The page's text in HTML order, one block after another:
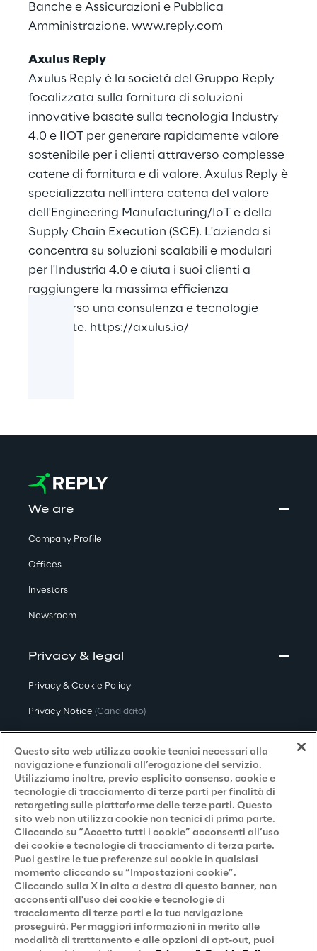
Banche e Assicurazioni e Pubblica
Amministrazione. www.reply.com
Axulus Reply
Axulus Reply è la società del Gruppo Reply
focalizzata sulla fornitura di soluzioni
innovative basate sulla tecnologia Industry
4.0 e IIOT per generare rapidamente valore
sostenibile per i clienti attraverso complesse
catene di fornitura e di valore. Axulus Reply è
specializzata nell'intera catena del valore
dell'Engineering Manufacturing/IoT e della
Supply Chain Execution (SCE). L'azienda si
concentra su soluzioni scalabili e modulari
per l'Industria 4.0 e aiuta i suoi clienti a
raggiungere la massima efficienza
attraverso una consulenza e tecnologie
complete. https://axulus.io/
We are
Company Profile
Offices
Investors
Newsroom
Privacy & legal
Privacy & Cookie Policy
Privacy Notice (Candidato)
Privacy Notice(Fornitore)
Privacy Notice (Marketing)
Accessibilità
Careers
Contacts
Questo sito web utilizza cookie tecnici necessari alla
navigazione e funzionali all’erogazione del servizio.
Utilizziamo inoltre, previo esplicito consenso, cookie e
tecnologie di tracciamento di terze parti per finalità di
retargeting sulle piattaforme delle terze parti. Questo
sito web non utilizza cookie non tecnici di prima parte.
Cliccando su “Accetto tutti i cookie” acconsenti all’uso
dei cookie e tecnologie di tracciamento di terza parte.
Puoi gestire le tue preferenze sui cookie in qualsiasi
momento cliccando su “Impostazioni cookie”.
Cliccando sulla X in alto a destra di questo banner, non
acconsenti all'uso dei cookie e tecnologie di
tracciamento di terze parti e la tua navigazione
proseguirà. Per maggiori informazioni in merito alle
modalità di trattamento e alle opzioni di opt-out, puoi